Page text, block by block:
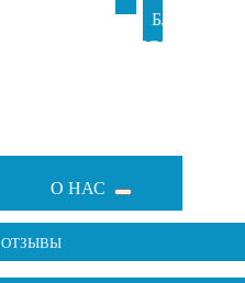
БЛОГ
О НАС
ОТЗЫВЫ